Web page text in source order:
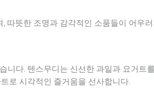
따뜻한 조명과 감각적인 소품들이 어우
니다. 텐스무디는 신선한 과일과 요거트
로 시각적인 즐거움을 선사합니다.